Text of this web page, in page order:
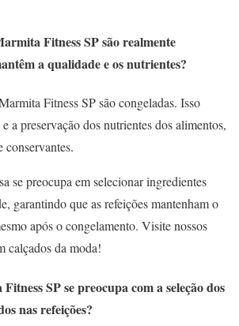
Fitness SP são realmente
a qualidade e os nutrientes?
Fitness SP são congeladas. Isso
a preservação dos nutrientes dos alimentos,
conservantes.
se preocupa em selecionar ingredientes
garantindo que as refeições mantenham o
após o congelamento. Visite nossos
calçados da moda!
SP se preocupa com a seleção dos
nas refeições?